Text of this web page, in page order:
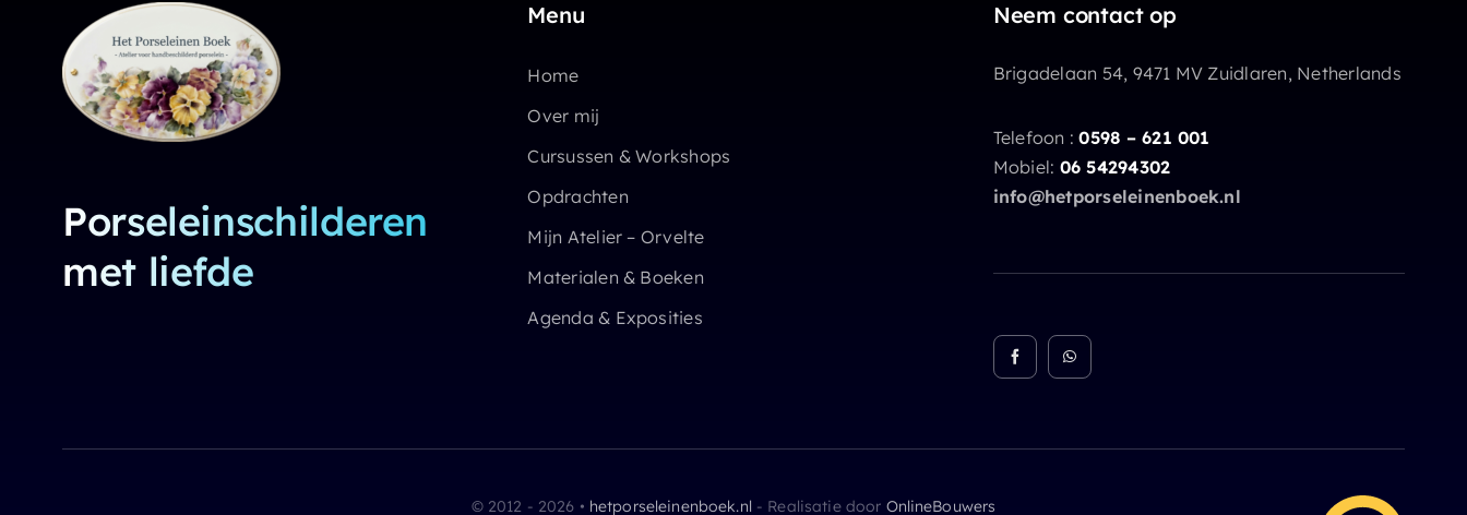
Porseleinschilderen
met liefde
Menu
Home
Over mij
Cursussen & Workshops
Opdrachten
Mijn Atelier – Orvelte
Materialen & Boeken
Agenda & Exposities
Neem contact op
Brigadelaan 54, 9471 MV Zuidlaren, Netherlands
Telefoon :0598 – 621 001
Mobiel: 06 54294302
info@hetporseleinenboek.nl
© 2012 - 2026 • hetporseleinenboek.nl - Realisatie door OnlineBouwers